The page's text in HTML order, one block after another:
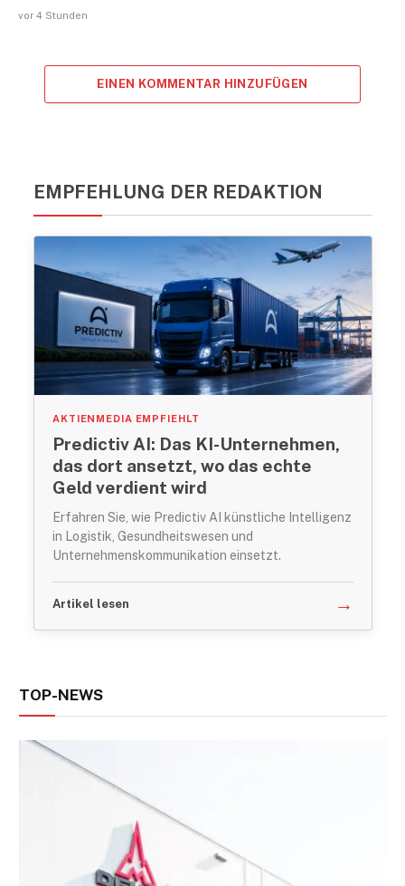
vor 4 Stunden
EINEN KOMMENTAR HINZUFÜGEN
EMPFEHLUNG DER REDAKTION
AKTIENMEDIA EMPFIEHLT
Predictiv AI: Das KI-Unternehmen,
das dort ansetzt, wo das echte
Geld verdient wird
Erfahren Sie, wie Predictiv AI künstliche Intelligenz
in Logistik, Gesundheitswesen und
Unternehmenskommunikation einsetzt.
Artikel lesen →
TOP-NEWS